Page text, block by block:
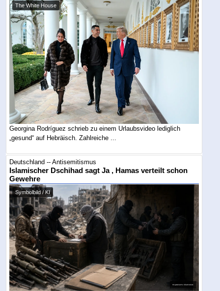
The White House
Georgina Rodríguez schrieb zu einem Urlaubsvideo lediglich
„gesund“ auf Hebräisch. Zahlreiche ...
Deutschland -- Antisemitismus
Islamischer Dschihad sagt Ja , Hamas verteilt schon
Gewehre
Symbolbild / KI